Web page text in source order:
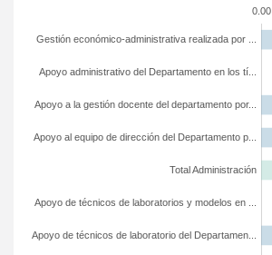
0.00
Apoyo de técnicos de laboratorio del Departamen...
Apoyo de técnicos de laboratorios y modelos en ...
Total Administración
Apoyo al equipo de dirección del Departamento p...
Apoyo a la gestión docente del departamento por...
Apoyo administrativo del Departamento en los tí...
Gestión económico-administrativa realizada por ...